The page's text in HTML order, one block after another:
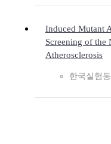
Induced Mutant
Screening of the
Atherosclerosis
한국실험